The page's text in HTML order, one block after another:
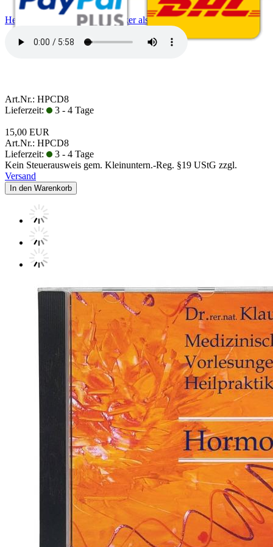
Herz | Vorlesung für Heilpraktiker als CD
Art.Nr.: HPCD8
Lieferzeit:
3 - 4 Tage
15,00 EUR
Art.Nr.: HPCD8
Lieferzeit:
3 - 4 Tage
Kein Steuerausweis gem. Kleinuntern.-Reg. §19 UStG zzgl.
Versand
In den Warenkorb